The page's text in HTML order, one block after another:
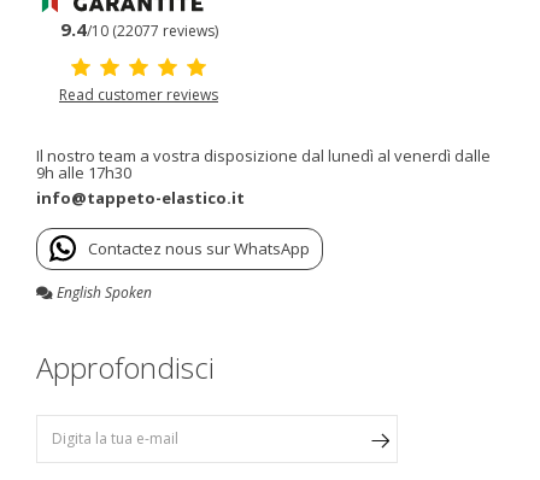
9.4/10 (22077 reviews)
Read customer reviews
Il nostro team a vostra disposizione dal lunedì al venerdì dalle
9h alle 17h30
info@tappeto-elastico.it
Contactez nous sur WhatsApp
English Spoken
Approfondisci